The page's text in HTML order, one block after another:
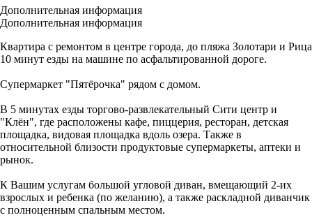
Дополнительная информация
Дополнительная информация
Квартира с ремонтом в центре города, до пляжа Золотари и Рица
10 минут езды на машине по асфальтированной дороге.
Супермаркет "Пятёрочка" рядом с домом.
В 5 минутах езды торгово-развлекательный Сити центр и
"Клён", где расположены кафе, пиццерия, ресторан, детская
площадка, видовая площадка вдоль озера. Также в
относительной близости продуктовые супермаркеты, аптеки и
рынок.
К Вашим услугам большой угловой диван, вмещающий 2-их
взрослых и ребенка (по желанию), а также раскладной диванчик
с полноценным спальным местом.